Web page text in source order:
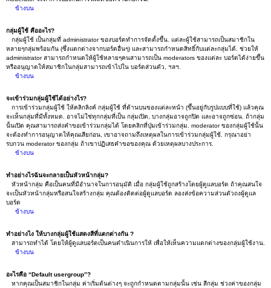
ข้างบน
กลุ่มผู้ใช้ คืออะไร?
กลุ่มผู้ใช้ เป็นกลุ่มที่ administrator ของบอร์ดทำการจัดตั้งขึ้น. แต่ละผู้ใช้สามารถเป็นสมาชิกใน
หลายๆกลุ่มพร้อมกัน (ซึ่งแตกต่างจากบอร์ดอื่นๆ) และสามารถกำหนดสิทธิ์กับแต่ละกลุ่มได้. ช่วยให้
administrator สามารถกำหนดให้ผู้ใช้หลายๆคนสามารถเป็น moderators ของแต่ละ บอร์ดได้ง่ายขึ้น
หรืออนุญาตให้สมาชิกในกลุ่มสามารถเข้าไปใน บอร์ดส่วนตัว, ฯลฯ.
ข้างบน
จะเข้าร่วมกลุ่มผู้ใช้ได้อย่างไร?
การเข้าร่วมกลุ่มผู้ใช้ ให้คลิกลิงค์ กลุ่มผู้ใช้ ที่ด้านบนของแต่ละหน้า (ขึ้นอยู่กับรูปแบบที่ใช้) แล้วคุณ
จะเห็นกลุ่มที่มีทั้งหมด. อาจไม่ใช่ทุกกลุ่มที่เป็น กลุ่มเปิด, บางกลุ่มอาจถูกปิด และอาจถูกซ่อน. ถ้ากลุ่ม
นั้นเปิด คุณสามารถส่งคำขอเข้าร่วมกลุ่มได้ โดยคลิกที่ปุ่มเข้าร่วมกลุ่ม. moderator ของกลุ่มผู้ใช้นั้น
จะต้องทำการอนุญาตให้คุณเสียก่อน, เขาอาจถามถึงเหตุผลในการเข้าร่วมกลุ่มผู้ใช้. กรุณาอย่า
รบกวน moderator ของกลุ่ม ถ้าเขาปฏิเสธคำขอของคุณ ด้วยเหตุผลบางประการ.
ข้างบน
ทำอย่างไรฉันจะกลายเป็นหัวหน้ากลุ่ม?
หัวหน้ากลุ่ม คือเป็นคนที่มีอำนาจในการอนุมัติ เมื่อ กลุ่มผู้ใช้ถูกสร้างโดยผู้ดูแลบอร์ด ถ้าคุณสนใจ
จะเป็นหัวหน้ากลุ่มหรือสนใจสร้างกลุ่ม คุณต้องติดต่อผู้ดูแลบอร์ด ลองส่งข้อความส่วนตัวถงผู้ดูแล
บอร์ด
ข้างบน
ทำอย่างไง ให้บางกลุ่มผู้ใช้แสดงสีที่แตกต่างกัน ?
สามารถทำได้ โดยให้ผู้ดูแลบอร์ดเป็นคนดำเนินการให้ เพื่อให้เห็นความแตกต่างของกลุ่มผู้ใช้งาน.
ข้างบน
อะไรคือ “Default usergroup”?
หากคุณเป็นสมาชิกในกลุ่ม ค่าเริ่มต้นต่างๆ จะถูกกำหนดตามกลุ่มนั้น เช่น สีกลุ่ม ช่วงค่าของกลุ่ม